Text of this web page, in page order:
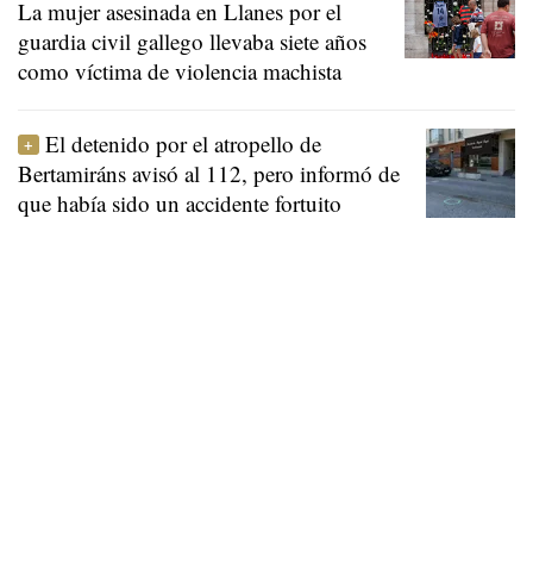
La mujer asesinada en Llanes por el
guardia civil gallego llevaba siete años
como víctima de violencia machista
El detenido por el atropello de
Bertamiráns avisó al 112, pero informó de
que había sido un accidente fortuito